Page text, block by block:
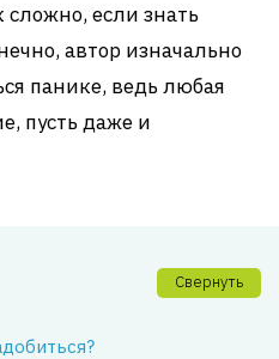
сложно, если знать
автор изначально
панике, ведь любая
пусть даже и
Свернуть